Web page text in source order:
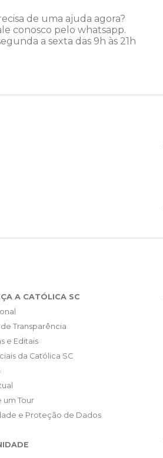
de uma ajuda agora?
conosco pelo whatsapp.
a sexta das 9h às 21h
A CATÓLICA SC
Transparência
e Editais
da Católica SC
um Tour
e Proteção de Dados